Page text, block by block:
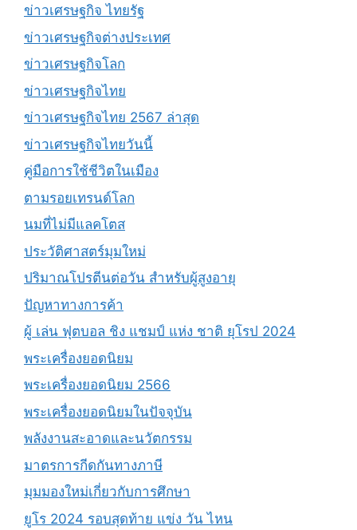
ข่าวเศรษฐกิจ ไทยรัฐ
ข่าวเศรษฐกิจต่างประเทศ
ข่าวเศรษฐกิจโลก
ข่าวเศรษฐกิจไทย
ข่าวเศรษฐกิจไทย 2567 ล่าสุด
ข่าวเศรษฐกิจไทยวันนี้
คู่มือการใช้ชีวิตในเมือง
ตามรอยเทรนด์โลก
นมที่ไม่มีแลคโตส
ประวัติศาสตร์มุมใหม่
ปริมาณโปรตีนต่อวัน สำหรับผู้สูงอายุ
ปัญหาทางการค้า
ผู้ เล่น ฟุตบอล ชิง แชมป์ แห่ง ชาติ ยุโรป 2024
พระเครื่องยอดนิยม
พระเครื่องยอดนิยม 2566
พระเครื่องยอดนิยมในปัจจุบัน
พลังงานสะอาดและนวัตกรรม
มาตรการกีดกันทางภาษี
มุมมองใหม่เกี่ยวกับการศึกษา
ยูโร 2024 รอบสุดท้าย แข่ง วัน ไหน